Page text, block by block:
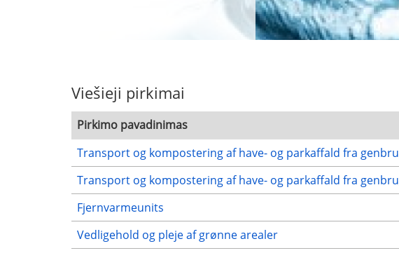
Viešieji pirkimai
Pirkimo pavadinimas
Transport og kompostering af have- og parkaffald fra
Transport og kompostering af have- og parkaffald fra
Fjernvarmeunits
Vedligehold og pleje af grønne arealer